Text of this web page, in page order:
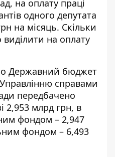
на оплату праці
одного депутата
на місяць. Скільки
на оплату
Державний бюджет
справами
передбачено
2,953 млрд грн, в
фондом – 2,947
фондом – 6,493